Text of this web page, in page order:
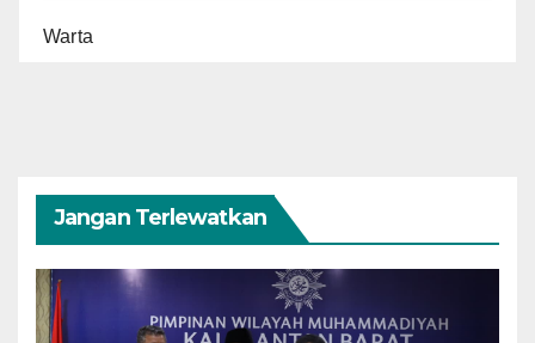
Warta
Jangan Terlewatkan